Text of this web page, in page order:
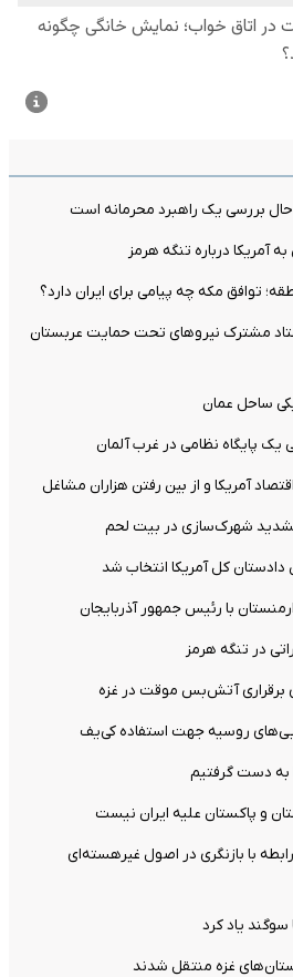
حال بررسی یک راهبرد محرمانه است
آمریکا درباره تنگه هرمز
توافق مکه چه پیامی برای ایران دارد؟
مشترک نیروهای تحت حمایت عربستان
ساحل عمان
یک پایگاه نظامی در غرب آلمان
آمریکا و از بین رفتن هزاران مشاغل
شهرک‌سازی در بیت‌ لحم
دادستان کل آمریکا انتخاب شد
با رئیس جمهور آذربایجان
در تنگه هرمز
برقراری آتش‌بس موقت در غزه
روسیه جهت استفاده کی‌یف
به دست گرفتیم
و پاکستان علیه ایران نیست
با بازنگری در اصول غیرهسته‌ای
یاد کرد